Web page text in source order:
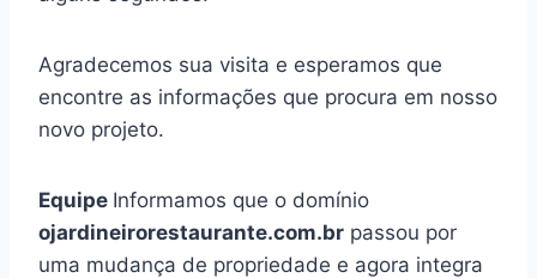
Agradecemos sua visita e esperamos que
encontre as informações que procura em nosso
novo projeto.
Equipe Informamos que o domínio
ojardineirorestaurante.com.br passou por
uma mudança de propriedade e agora integra